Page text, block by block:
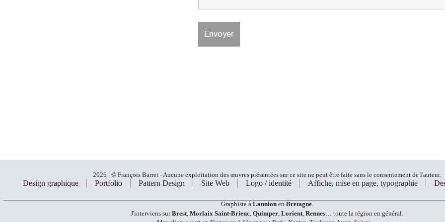
2026 | © François Barret - Aucune exploitation des œuvres présentées sur ce site ne peut être faite sans le consentement de l'auteur.
Design graphique Portfolio Pattern Design Site Web Logo / identité Affiche, mise en page, typographie
Graphiste à Lannionen Bretagne.
J'interviens surBrest ,Morlaix Saint-Brieuc ,Quimper ,Lorient ,Rennes … toute la région en général.